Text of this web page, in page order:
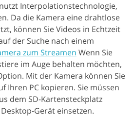
Interpolationstechnologie,
Da die Kamera eine drahtlose
können Sie Videos in Echtzeit
der Suche nach einem
zum Streamen Wenn Sie
im Auge behalten möchten,
Mit der Kamera können Sie
Ihren PC kopieren. Sie müssen
dem SD-Kartensteckplatz
Gerät einsetzen.